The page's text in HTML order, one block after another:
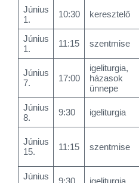
Június
1.
10:30 keresztelő
Június
1.
11:15 szentmise
Június
7.
17:00
igeliturgia,
házasok
ünnepe
Június
8.
9:30 igeliturgia
Június
15.
11:15 szentmise
Június
9:30 igeliturgia